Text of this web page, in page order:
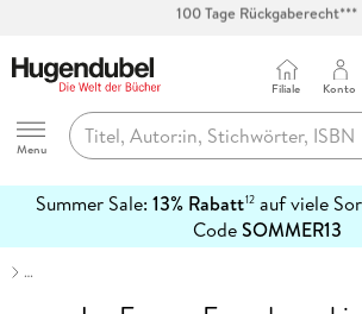
Abholung in über 100 Filialen
Hugendubel
Menu
Filiale Konto
Summer Sale: 13% Rabatt12auf viele
CodeSOMMER13
erfahren
…